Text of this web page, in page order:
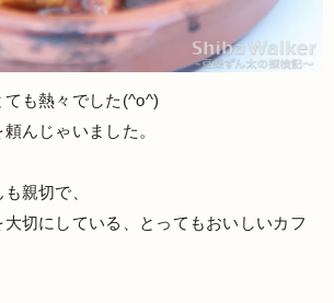
ても熱々でした(^o^)
んじゃいました。
親切で、
切にしている、とってもおいしいカフ